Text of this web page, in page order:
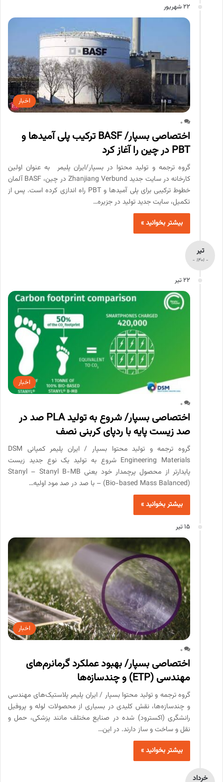
22 شهریور
اخبار
0
اختصاصی بسپار/ BASF ترکیب پلی آمیدها و
PBT در چین را آغاز کرد
گروه ترجمه و تولید محتوا در بسپار/ایران پلیمر به عنوان اولین
کارخانه در سایت جدید Zhanjiang Verbund در چین، BASF آلمان
خطوط ترکیبی برای پلی آمیدها و PBT راه اندازی کرده است. پس از
تکمیل، سایت جدید تولید در جزیره…
بیشتر بخوانید »
تیر
- 1401 -
22 تیر
اخبار
0
اختصاصی بسپار/ شروع به تولید PLA صد در
صد زیست پایه با ردپای کربنی نصف
گروه ترجمه و تولید محتوا بسپار / ایران پلیمر کمپانی DSM
Engineering Materials شروع به تولید یک نوع جدید زیست
پایدارتر از محصول پرچمدار خود یعنی Stanyl – Stanyl B-MB
(Bio-based Mass Balanced) – با صد در صد مود اولیه…
بیشتر بخوانید »
15 تیر
اخبار
0
اختصاصی بسپار/ بهبود عملکرد گرمانرم‌های
مهندسی (ETP) و چندسازه‌‌ها
گروه ترجمه و تولید محتوا بسپار / ایران پلیمر پلاستیک‌‌های مهندسی
و چندسازه‌‌ها، نقش کلیدی در بسیاری از محصولات لوله و پروفیل
رانشگری (اکسترود) شده در صنایع مختلف مانند پزشکی، حمل و
نقل و ساخت و ساز دارند. در این…
بیشتر بخوانید »
خرداد